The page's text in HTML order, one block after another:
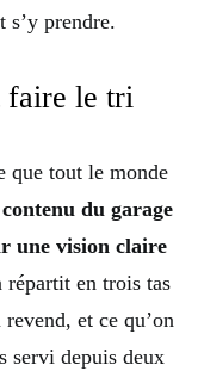
prendre.
faire le tri
que tout le monde
du garage
une vision claire
répartit en trois tas
et ce qu’on
servi depuis deux